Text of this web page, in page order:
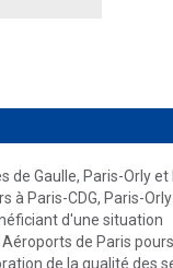
de Gaulle, Paris-Orly et
à Paris-CDG, Paris-
d'une situation
de Paris
de la qualité des